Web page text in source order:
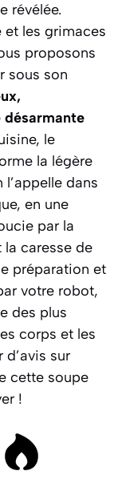
révélée.
et les grimaces
proposons
sous son
le
la légère
dans
en une
par la
caresse de
préparation et
votre robot,
des plus
corps et les
sur
cette soupe
!